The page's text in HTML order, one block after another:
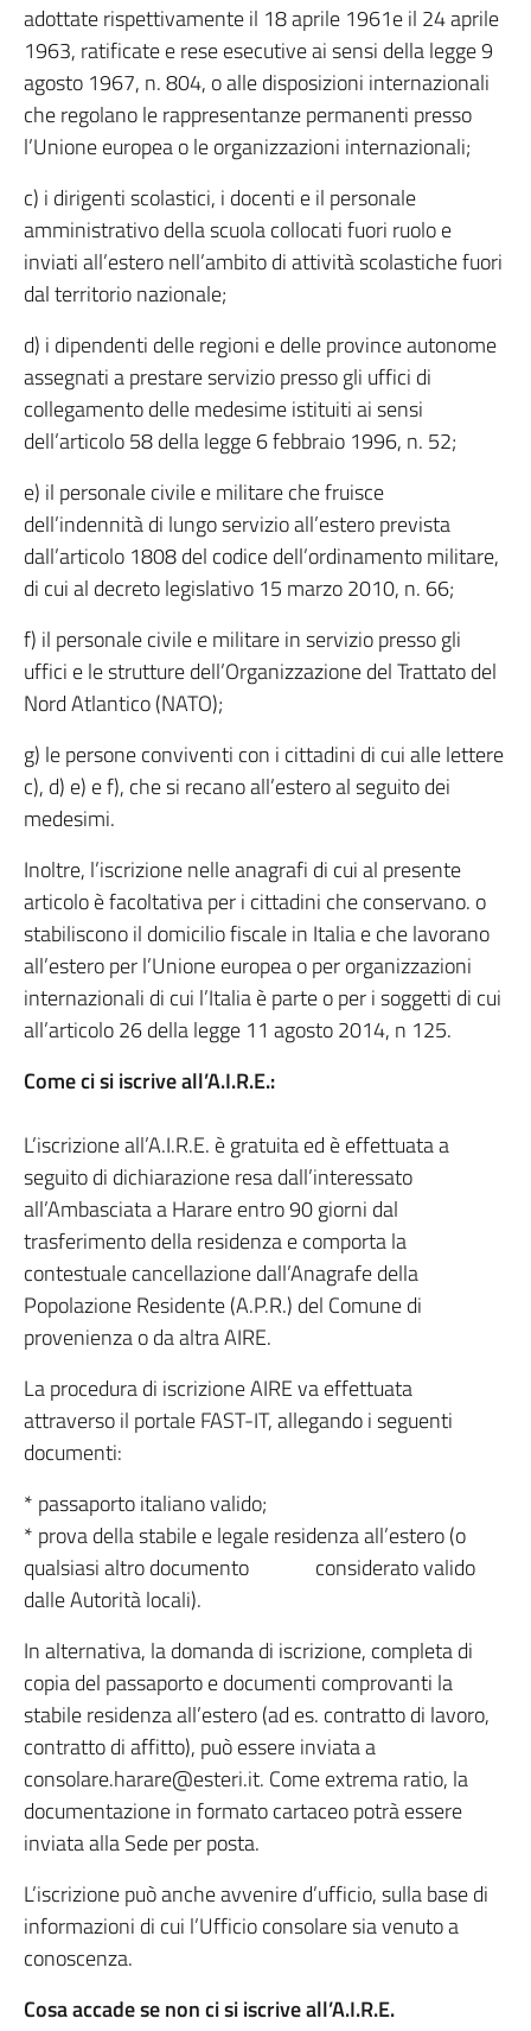
adottate rispettivamente il 18 aprile 1961e il 24 aprile
1963, ratificate e rese esecutive ai sensi della legge 9
agosto 1967, n. 804, o alle disposizioni internazionali
che regolano le rappresentanze permanenti presso
l’Unione europea o le organizzazioni internazionali;
c) i dirigenti scolastici, i docenti e il personale
amministrativo della scuola collocati fuori ruolo e
inviati all’estero nell’ambito di attività scolastiche fuori
dal territorio nazionale;
d) i dipendenti delle regioni e delle province autonome
assegnati a prestare servizio presso gli uffici di
collegamento delle medesime istituiti ai sensi
dell’articolo 58 della legge 6 febbraio 1996, n. 52;
e) il personale civile e militare che fruisce
dell’indennità di lungo servizio all’estero prevista
dall’articolo 1808 del codice dell’ordinamento militare,
di cui al decreto legislativo 15 marzo 2010, n. 66;
f) il personale civile e militare in servizio presso gli
uffici e le strutture dell’Organizzazione del Trattato del
Nord Atlantico (NATO);
g) le persone conviventi con i cittadini di cui alle lettere
c), d) e) e f), che si recano all’estero al seguito dei
medesimi.
Inoltre, l’iscrizione nelle anagrafi di cui al presente
articolo è facoltativa per i cittadini che conservano. o
stabiliscono il domicilio fiscale in Italia e che lavorano
all’estero per l’Unione europea o per organizzazioni
internazionali di cui l’Italia è parte o per i soggetti di cui
all’articolo 26 della legge 11 agosto 2014, n 125.
Come ci si iscrive all’A.I.R.E.:
L’iscrizione all’A.I.R.E. è gratuita ed è effettuata a
seguito di dichiarazione resa dall’interessato
all’Ambasciata a Harare entro 90 giorni dal
trasferimento della residenza e comporta la
contestuale cancellazione dall’Anagrafe della
Popolazione Residente (A.P.R.) del Comune di
provenienza o da altra AIRE.
La procedura di iscrizione AIRE va effettuata
attraverso il portale FAST-IT, allegando i seguenti
documenti:
* passaporto italiano valido;
* prova della stabile e legale residenza all’estero (o
qualsiasi altro documento considerato valido
dalle Autorità locali).
In alternativa, la domanda di iscrizione, completa di
copia del passaporto e documenti comprovanti la
stabile residenza all’estero (ad es. contratto di lavoro,
contratto di affitto), può essere inviata a
consolare.harare@esteri.it. Come extrema ratio, la
documentazione in formato cartaceo potrà essere
inviata alla Sede per posta.
L’iscrizione può anche avvenire d’ufficio, sulla base di
informazioni di cui l’Ufficio consolare sia venuto a
conoscenza.
Cosa accade se non ci si iscrive all’A.I.R.E.